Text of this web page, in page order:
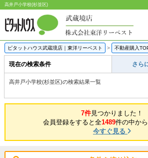
高井戸小学校(杉並区)
ピタットハウス武蔵境店｜東洋リーベスト > 不動産購入
現在の検索条件 さら
高井戸小学校(杉並区)の検索結果一覧
7件見つかりました！
会員登録をすると全1489件の中か
今すぐ見る